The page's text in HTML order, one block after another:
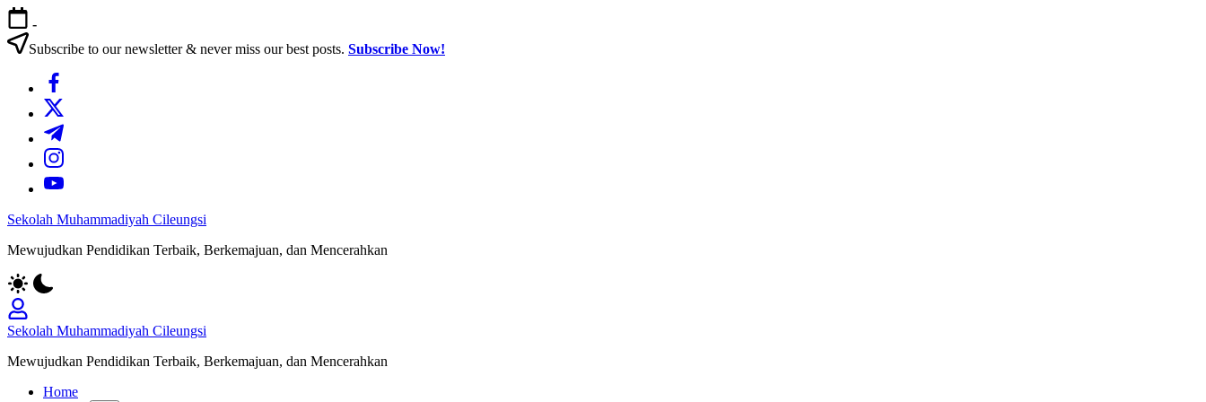
Skip
to
content
-
Subscribe to our newsletter & never miss our best posts. Subscribe Now!
https://www.facebook.com/
https://twitter.com/
https://t.me/
https://www.instagram.com/
https://youtube.com/
Sekolah Muhammadiyah Cileungsi
Mewujudkan Pendidikan Terbaik, Berkemajuan, dan Mencerahkan
Sekolah Muhammadiyah Cileungsi
Mewujudkan Pendidikan Terbaik, Berkemajuan, dan Mencerahkan
Home